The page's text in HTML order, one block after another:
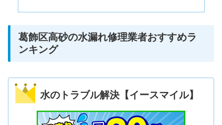
葛飾区高砂の水漏れ修理業者おすすめラ
ンキング
水のトラブル解決【イースマイル】